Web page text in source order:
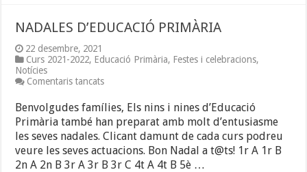
NADALES D’EDUCACIÓ PRIMÀRIA
22 desembre, 2021
Curs 2021-2022, Educació Primària, Festes i celebracions,
Notícies
Comentaris tancatsa
D’EDUCACIÓ
PRIMÀRIA
Benvolgudes famílies, Els nins i nines d’Educació
Primària també han preparat amb molt d’entusiasme
les seves nadales. Clicant damunt de cada curs podreu
veure les seves actuacions. Bon Nadal a t@ts! 1r A 1r B
2n A 2n B 3r A 3r B 3r C 4t A 4t B 5è …